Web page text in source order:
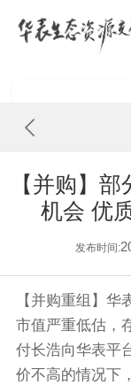
【并购】
机会 优
发布时间:
【并购重组】
市值严重低估，
付长浩向华表平
价不高的情况下